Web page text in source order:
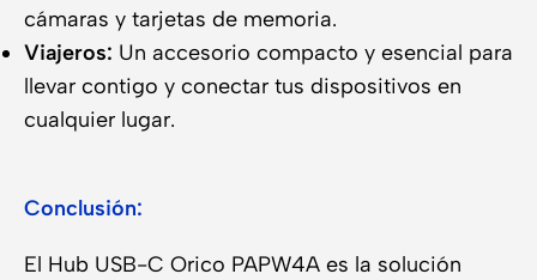
cámaras y tarjetas de memoria.
Viajeros: Un accesorio compacto y esencial para
llevar contigo y conectar tus dispositivos en
cualquier lugar.
Conclusión:
El Hub USB-C Orico PAPW4A es la solución